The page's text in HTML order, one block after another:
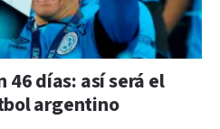
46 días: así será el
argentino